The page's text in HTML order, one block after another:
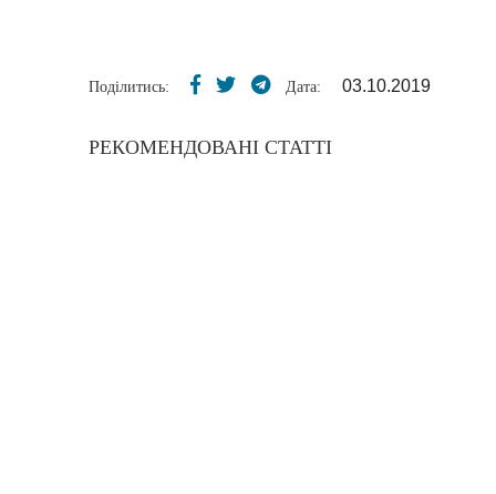
Поділитись: Дата: 03.10.2019
РЕКОМЕНДОВАНІ СТАТТІ